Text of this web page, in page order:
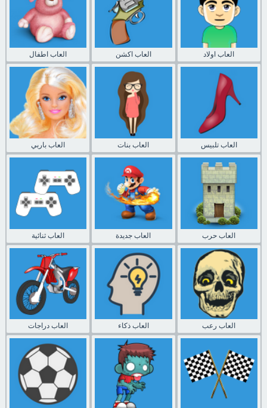
العاب اطفال العاب اكشن العاب اولاد
العاب باربي العاب بنات العاب تلبيس
العاب ثنائية العاب جديدة العاب حرب
العاب دراجات العاب ذكاء العاب رعب